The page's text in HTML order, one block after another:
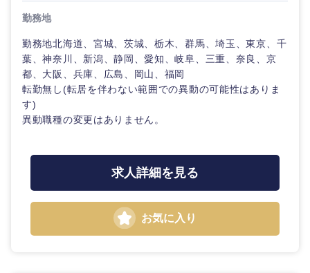
福岡県 佐賀県
長崎県 熊本県
勤務地
勤務地北海道、宮城、茨城、栃木、群馬、埼玉、東京、千
葉、神奈川、新潟、静岡、愛知、岐阜、三重、奈良、京
都、大阪、兵庫、広島、岡山、福岡
転勤無し(転居を伴わない範囲での異動の可能性はありま
す)
異動職種の変更はありません。
求人詳細を見る
お気に入り